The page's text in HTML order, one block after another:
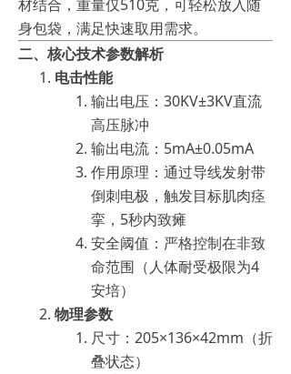
材结合，重量仅510克，可轻松放入随
身包袋，满足快速取用需求。
二、核心技术参数解析
电击性能
输出电压：30KV±3KV直流
高压脉冲
输出电流：5mA±0.05mA
作用原理：通过导线发射带
倒刺电极，触发目标肌肉痉
挛，5秒内致瘫
安全阈值：严格控制在非致
命范围（人体耐受极限为4
安培）
物理参数
尺寸：205×136×42mm（折
叠状态）